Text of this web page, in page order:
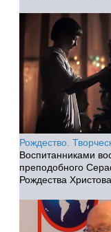
Рождество.
Воспитанниками
преподобного
Рождества